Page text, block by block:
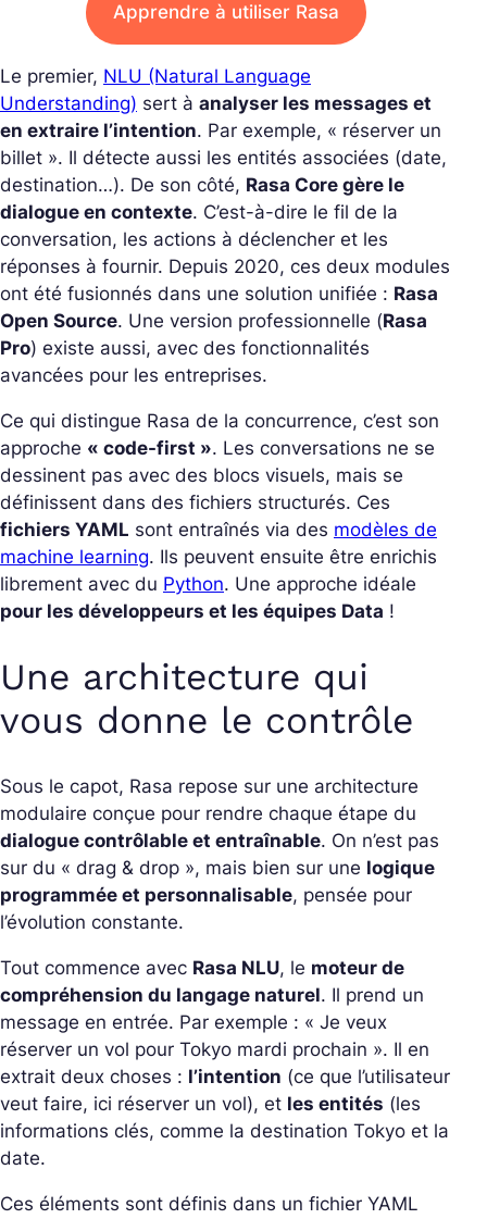
Apprendre à utiliser Rasa
Le premier, NLU (Natural Language
Understanding) sert à analyser les messages et
en extraire l’intention. Par exemple, « réserver un
billet ». Il détecte aussi les entités associées (date,
destination…). De son côté, Rasa Core gère le
dialogue en contexte. C’est-à-dire le fil de la
conversation, les actions à déclencher et les
réponses à fournir. Depuis 2020, ces deux modules
ont été fusionnés dans une solution unifiée : Rasa
Open Source. Une version professionnelle (Rasa
Pro) existe aussi, avec des fonctionnalités
avancées pour les entreprises.
Ce qui distingue Rasa de la concurrence, c’est son
approche « code-first ». Les conversations ne se
dessinent pas avec des blocs visuels, mais se
définissent dans des fichiers structurés. Ces
fichiers YAML sont entraînés via des modèles de
machine learning. Ils peuvent ensuite être enrichis
librement avec du Python. Une approche idéale
pour les développeurs et les équipes Data !
Une architecture qui
vous donne le contrôle
Sous le capot, Rasa repose sur une architecture
modulaire conçue pour rendre chaque étape du
dialogue contrôlable et entraînable. On n’est pas
sur du « drag & drop », mais bien sur une logique
programmée et personnalisable, pensée pour
l’évolution constante.
Tout commence avec Rasa NLU, le moteur de
compréhension du langage naturel. Il prend un
message en entrée. Par exemple : « Je veux
réserver un vol pour Tokyo mardi prochain ». Il en
extrait deux choses : l’intention (ce que l’utilisateur
veut faire, ici réserver un vol), et les entités (les
informations clés, comme la destination Tokyo et la
date.
Ces éléments sont définis dans un fichier YAML